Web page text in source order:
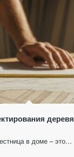
в доме – это…